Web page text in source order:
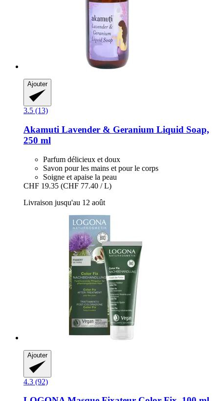
Ajouter
3.5 (13)
Akamuti Lavender & Geranium Liquid Soap,
250 ml
Parfum délicieux et doux
Savon pour les mains et pour le corps
Soigne et apaise la peau
CHF 19.35 (CHF 77.40 / L)
Livraison jusqu'au 12 août
Ajouter
4.3 (92)